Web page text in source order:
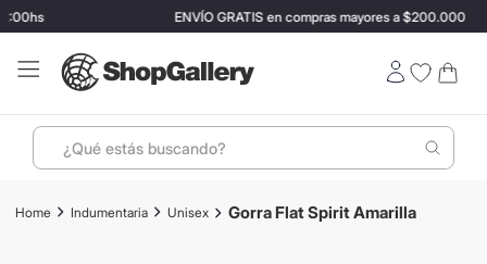
ENVÍO GRATIS en compras mayores a $200.000
¿Qué estás buscando?
Indumentaria Unisex Gorra Flat Spirit Amarilla